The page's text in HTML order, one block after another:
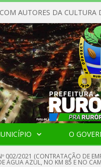
AUTORES DA CULTURA
O
002/2021 (CONTRATAÇÃO DE
ÁGUA AZUL, NO KM 85 E NO